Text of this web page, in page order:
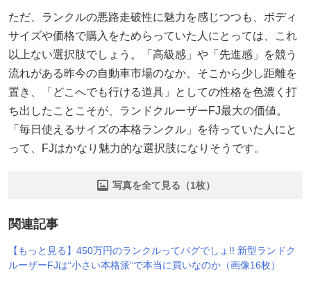
ただ、ランクルの悪路走破性に魅力を感じつつも、ボディ
サイズや価格で購入をためらっていた人にとっては、これ
以上ない選択肢でしょう。「高級感」や「先進感」を競う
流れがある昨今の自動車市場のなか、そこから少し距離を
置き、「どこへでも行ける道具」としての性格を色濃く打
ち出したことこそが、ランドクルーザーFJ最大の価値。
「毎日使えるサイズの本格ランクル」を待っていた人にと
って、FJはかなり魅力的な選択肢になりそうです。
写真を全て見る（1枚）
関連記事
【もっと見る】450万円のランクルってバグでしょ!! 新型ランドク
ルーザーFJは“小さい本格派”で本当に買いなのか（画像16枚）